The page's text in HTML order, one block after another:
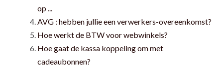
op ...
AVG : hebben jullie een verwerkers-overeenkomst?
Hoe werkt de BTW voor webwinkels?
Hoe gaat de kassa koppeling om met
cadeaubonnen?